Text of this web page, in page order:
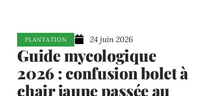
PLANTATION 24 juin 2026
Guide mycologique
2026 : confusion bolet à
chair jaune passée au